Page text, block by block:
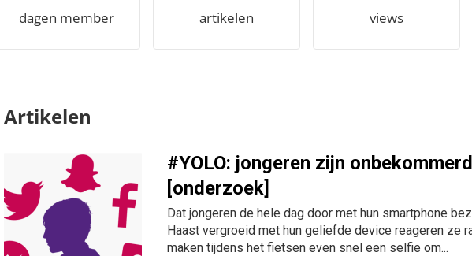
dagen member artikelen views
Artikelen
#YOLO: jongeren zijn
[onderzoek]
Dat jongeren de hele dag door met hun smartphone
Haast vergroeid met hun geliefde device reageren ze
maken tijdens het fietsen even snel een selfie om...